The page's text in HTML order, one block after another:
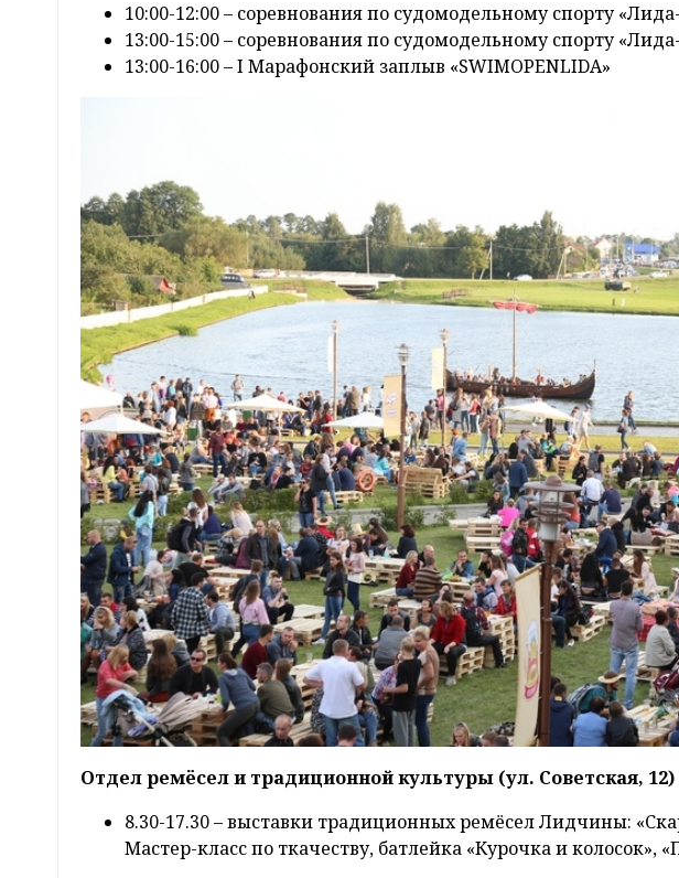
10:00-12:00 – соревнования по судомодельному спорту
13:00-15:00 – соревнования по судомодельному спорту
13:00-16:00 – І Марафонский заплыв «SWIMOPENLIDA»
Отдел ремёсел и традиционной культуры (ул. Советская, 12)
8.30-17.30 – выставки традиционных ремёсел Лидчины:
Мастер-класс по ткачеству, батлейка «Курочка и колосок»,